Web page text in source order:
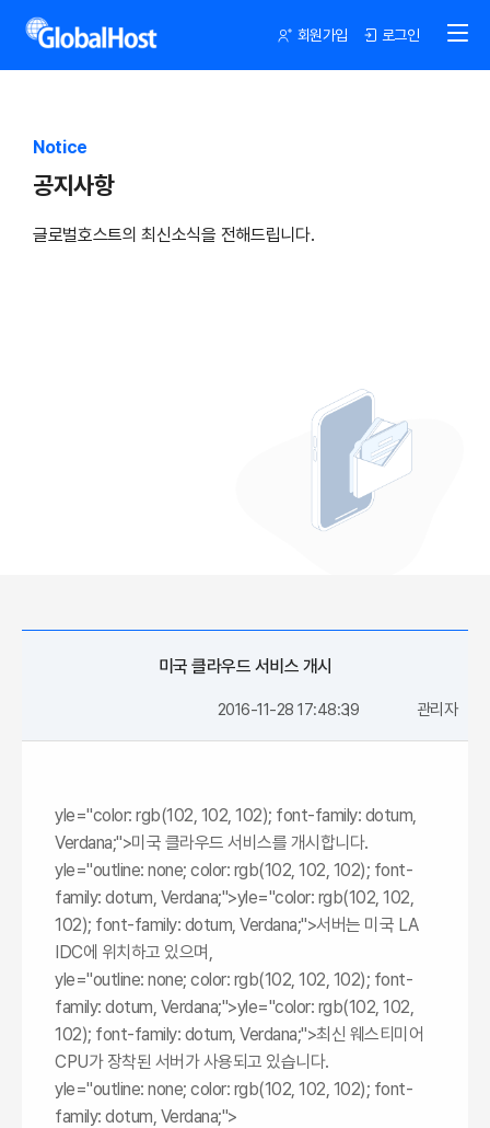
회원가입 로그인
Notice
공지사항
글로벌호스트의 최신소식을 전해드립니다.
미국 클라우드 서비스 개시
2016-11-28 17:48:39 관리자
yle="color: rgb(102, 102, 102); font-family: dotum,
Verdana;">미국 클라우드 서비스를 개시합니다.
yle="outline: none; color: rgb(102, 102, 102); font-
family: dotum, Verdana;">yle="color: rgb(102, 102,
102); font-family: dotum, Verdana;">서버는 미국 LA
IDC에 위치하고 있으며,
yle="outline: none; color: rgb(102, 102, 102); font-
family: dotum, Verdana;">yle="color: rgb(102, 102,
102); font-family: dotum, Verdana;">최신 웨스티미어
CPU가 장착된 서버가 사용되고 있습니다.
yle="outline: none; color: rgb(102, 102, 102); font-
family: dotum, Verdana;">